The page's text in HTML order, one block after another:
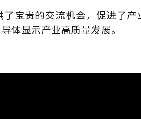
宝贵的交流机会，促进了
体显示产业高质量发展。